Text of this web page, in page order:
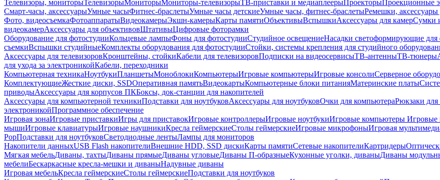
Телевизоры, мониторыТелевизорыМониторыМониторы-телевизорыТВ-приставки и медиаплеерыПроекторыПроекционные
Смарт-часы, аксессуарыУмные часыФитнес-браслетыУмные часы детскиеУмные часы, фитнес-браслетыРемешки,
Фото, видеосъемкаФотоаппаратыВидеокамерыЭкшн-камерыКарты памятиОбъективыВспышкиАксессуары для камерСумки
видеокамерАксессуары для объективовШтативыЦифровые фоторамки
Оборудование для фотостудииКольцевые лампыФоны для фотостудииСтудийное освещениеНасадки светоформирующие для
съемкиВспышки студийныеКомплекты оборудования для фотостудииСтойки, системы крепления для студийного
Аксессуары для телевизоровКронштейны, стойкиКабели для телевизоровПодписки на видеосервисыТВ-антенныТВ-тюнеры
для ухода за электроникойКабели, переходники
Компьютерная техникаНоутбукиПланшетыМоноблокиКомпьютерыИгровые компьютерыИгровые консолиСерверное
КомплектующиеЖесткие диски, SSDОперативная памятьВидеокартыКомпьютерные блоки питанияМатеринские платы
приводыАксессуары для корпусов ПКБоксы, док-станции для накопителей
Аксессуары для компьютерной техникиПодставки для ноутбуковАксессуары для ноутбуковОчки для компьютераРюкзаки для
электроникойПрограммное обеспечение
Игровая зонаИгровые приставкиИгры для приставокИгровые контроллерыИгровые ноутбукиИгровые компьютеры Игровые
мышиИгровые клавиатурыИгровые наушникиКресла геймерскиеСтолы геймерскиеИгровые микрофоныИгровая
PopПодставки для ноутбуковСветодиодные лентыЛампы для мониторов
Накопители данныхUSB Flash накопителиВнешние HDD, SSD дискиКарты памятиСетевые накопителиКартридеры
Мягкая мебельДиваны, тахтыДиваны прямыеДиваны угловыеДиваны П-образныеКухонные уголки, диваныДиваны
мебелиБескаркасные кресла-мешки и диваныНадувные диваны
Игровая мебельКресла геймерскиеСтолы геймерскиеПодставки для ноутбуков